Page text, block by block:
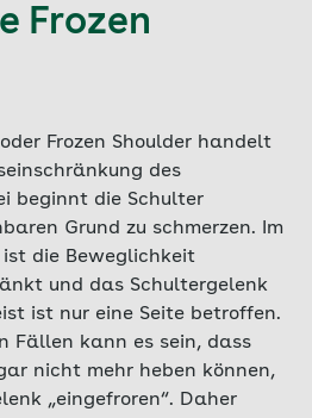
Frozen
Frozen Shoulder handelt
des
beginnt die Schulter
Grund zu schmerzen. Im
die Beweglichkeit
und das Schultergelenk
ist nur eine Seite betroffen.
Fällen kann es sein, dass
nicht mehr heben können,
„eingefroren“. Daher